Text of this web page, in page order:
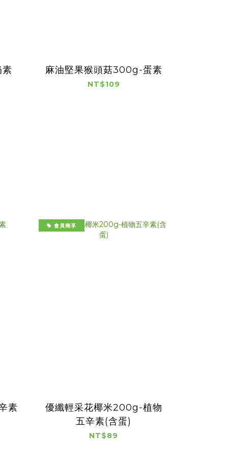
麻油堅果猴頭菇300g-蛋素
NT$109
素
會員獨享
優纖輕采花椰米200g-植物
五辛素(含蛋)
NT$89